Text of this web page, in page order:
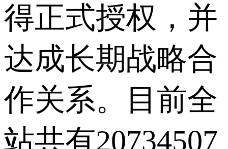
得正式授权，并
达成长期战略合
作关系。目前全
站共有20734507